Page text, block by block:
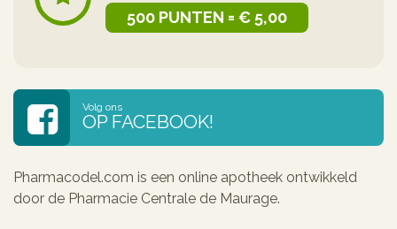
500 PUNTEN = € 5,00
Volg ons
OP FACEBOOK!
Pharmacodel.com is een online apotheek ontwikkeld
door de Pharmacie Centrale de Maurage.